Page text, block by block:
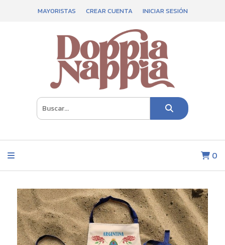
MAYORISTAS CREAR CUENTA INICIAR SESIÓN
0